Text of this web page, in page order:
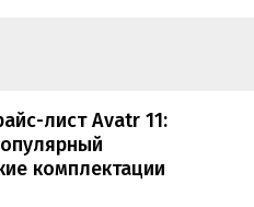
лист Avatr 11:
комплектации